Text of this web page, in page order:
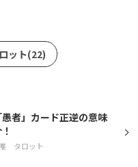
ット(22)
者」カード正逆の意味
タロット